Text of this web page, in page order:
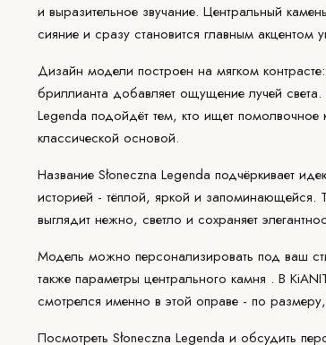
и выразительное звучание. Центральный
сияние и сразу становится главным акцентом
Дизайн модели построен на мягком
бриллианта добавляет ощущение лучей
Legenda подойдёт тем, кто ищет
классической основой.
Название Słoneczna Legenda подчёркивает
историей - тёплой, яркой и запоминающейся.
выглядит нежно, светло и сохраняет
Модель можно персонализировать под ваш
также параметры центрального камня . В
смотрелся именно в этой оправе - по
Посмотреть Słoneczna Legenda и обсудить